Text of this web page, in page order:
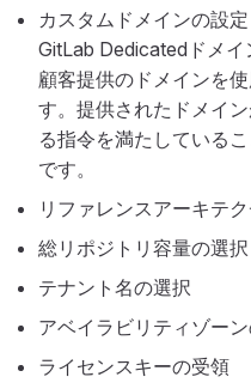
カスタムドメインの設
GitLab Dedicatedドメ
顧客提供のドメインを
す。提供されたドメイ
る指令を満たしている
です。
リファレンスアーキテ
総リポジトリ容量の選択
テナント名の選択
アベイラビリティゾー
ライセンスキーの受領